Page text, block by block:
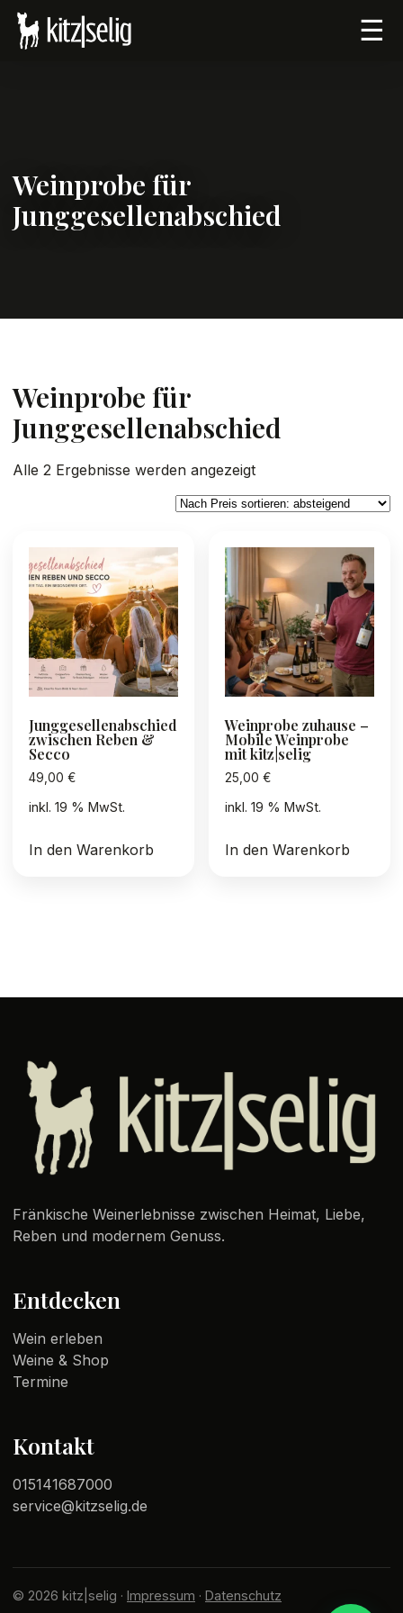
☰
Weinprobe für
Junggesellenabschied
Weinprobe für
Junggesellenabschied
Alle 2 Ergebnisse werden angezeigtNach
Preis
sortiert:
Junggesellenabschied
zwischen Reben &
Secco
49,00 €
inkl. 19 % MwSt.
In den Warenkorb
Weinprobe zuhause –
Mobile Weinprobe
mit kitz|selig
25,00€
inkl. 19 % MwSt.
In den Warenkorb
Fränkische Weinerlebnisse zwischen Heimat, Liebe,
Reben und modernem Genuss.
Entdecken
Wein erleben
Weine & Shop
Termine
Kontakt
015141687000
service@kitzselig.de
© 2026 kitz|selig · Impressum · Datenschutz